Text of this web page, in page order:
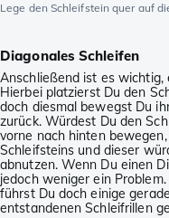
Lege den Schleifstein quer auf
Diagonales Schleifen
Anschließend ist es wichtig,
Hierbei platzierst Du den
doch diesmal bewegst Du
zurück. Würdest Du den
vorne nach hinten
Schleifsteins und dieser
abnutzen. Wenn Du einen
jedoch weniger ein
führst Du doch einige
entstandenen Schleifrillen